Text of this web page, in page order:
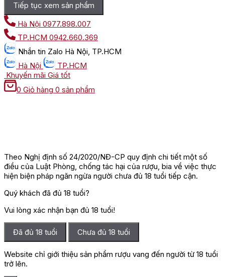
Tiếp tục xem sản phẩm
Hà Nội 0977.898.007
TP.HCM 0942.660.369
Nhắn tin Zalo Hà Nội, TP.HCM
Hà Nội
TP.HCM
Khuyến mãi Giá tốt
0 Giỏ hàng 0 sản phẩm
Theo Nghị định số 24/2020/NĐ-CP quy định chi tiết một số
điều của Luật Phòng, chống tác hại của rượu, bia về việc thực
hiện biện pháp ngăn ngừa người chưa đủ 18 tuổi tiếp cận.
Quý khách đã đủ 18 tuổi?
Vui lòng xác nhận bạn đủ 18 tuổi!
Đã đủ 18 tuổi Chưa đủ 18 tuổi
Website chỉ giới thiệu sản phẩm rượu vang đến người từ 18 tuổi
trở lên.